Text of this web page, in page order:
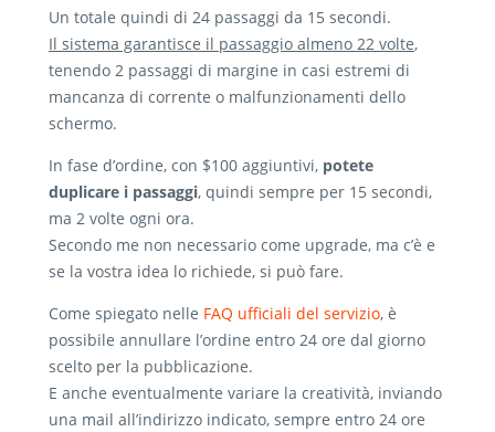
Un totale quindi di 24 passaggi da 15 secondi.
Il sistema garantisce il passaggio almeno 22 volte,
tenendo 2 passaggi di margine in casi estremi di
mancanza di corrente o malfunzionamenti dello
schermo.
In fase d’ordine, con $100 aggiuntivi, potete
duplicare i passaggi, quindi sempre per 15 secondi,
ma 2 volte ogni ora.
Secondo me non necessario come upgrade, ma c’è e
se la vostra idea lo richiede, si può fare.
Come spiegato nelle FAQ ufficiali del servizio, è
possibile annullare l’ordine entro 24 ore dal giorno
scelto per la pubblicazione.
E anche eventualmente variare la creatività, inviando
una mail all’indirizzo indicato, sempre entro 24 ore